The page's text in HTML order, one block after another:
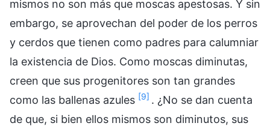
mismos no son más que moscas apestosas. Y sin
embargo, se aprovechan del poder de los perros
y cerdos que tienen como padres para calumniar
la existencia de Dios. Como moscas diminutas,
creen que sus progenitores son tan grandes
como las ballenas azules [9] . ¿No se dan cuenta
de que, si bien ellos mismos son diminutos, sus